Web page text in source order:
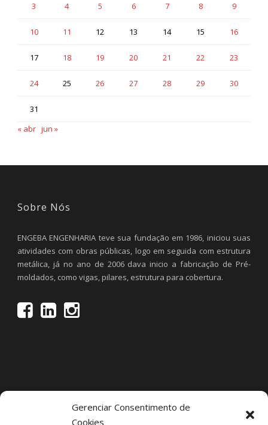
Gerenciar Consentimento de
Cookies
3 4 5 6 7 8 9
10 11 12 13 14 15 16
17 18 19 20 21 22 23
24 25 26 27 28 29 30
31
« abr jun »
Sobre Nós
ENGEBA ENGENHARIA teve sua fundação em 1986, iniciou suas
atividades com obras públicas, logo em seguida com estrutura
metálica, já no ano de 2006 dava inicio a fabricação de Pré-
moldados, como vigas, pilares, estrutura para cobertura.